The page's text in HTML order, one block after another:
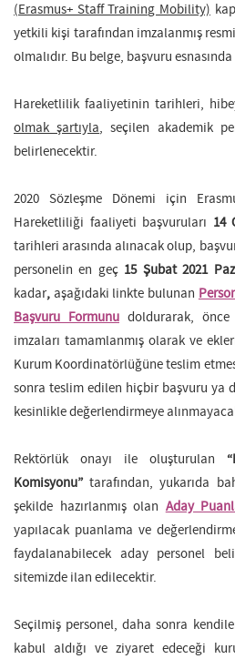
(Erasmus+ Staff Training Mobility)
yetkili kişi tarafından imzalanmış
olmalıdır. Bu belge, başvuru
Hareketlilik faaliyetinin tarihleri,
olmak şartıyla, seçilen akademik
belirlenecektir.
2020 Sözleşme Dönemi için
Hareketliliği faaliyeti başvuruları 14
tarihleri arasında alınacak olup,
personelin en geç 15 Şubat 2021
kadar, aşağıdaki linkte bulunan
Başvuru Formunu doldurarak,
imzaları tamamlanmış olarak ve
Kurum Koordinatörlüğüne teslim
sonra teslim edilen hiçbir başvuru ya
kesinlikle değerlendirmeye
Rektörlük onayı ile oluşturulan
Komisyonu”tarafından, yukarıda
şekilde hazırlanmış olanAday
yapılacak puanlama ve
faydalanabilecek aday personel
sitemizde ilan edilecektir.
Seçilmiş personel, daha sonra
kabul aldığı ve ziyaret edeceği